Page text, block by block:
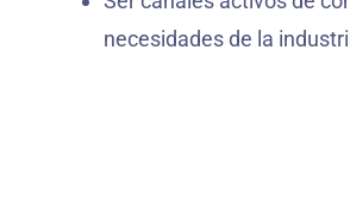
necesidades de la